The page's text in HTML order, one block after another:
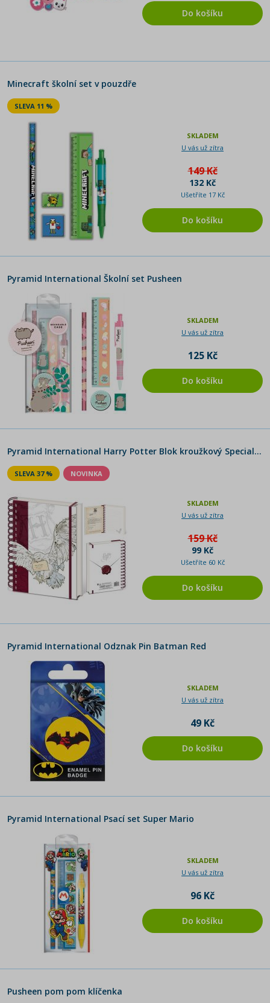
Do košíku
Minecraft školní set v pouzdře
SLEVA 11 %
SKLADEM
U vás už zítra
149 Kč
132 Kč
Ušetříte 17 Kč
Do košíku
Pyramid International Školní set Pusheen
SKLADEM
U vás už zítra
125 Kč
Do košíku
Pyramid International Harry Potter Blok kroužkový Special Delivery
SLEVA 37 % NOVINKA
SKLADEM
U vás už zítra
159 Kč
99 Kč
Ušetříte 60 Kč
Do košíku
Pyramid International Odznak Pin Batman Red
SKLADEM
U vás už zítra
49 Kč
Do košíku
Pyramid International Psací set Super Mario
SKLADEM
U vás už zítra
96 Kč
Do košíku
Pusheen pom pom klíčenka